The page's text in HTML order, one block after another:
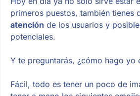
primeros puestos, también tienes
atención de los usuarios y
potenciales.
Y te preguntarás, ¿cómo hago yo
Fácil, todo es tener un poco de